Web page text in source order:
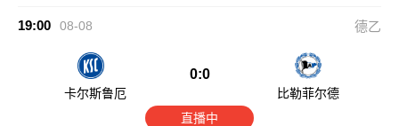
19:00 08-08 德乙
卡尔斯鲁厄
0:0
比勒菲尔德
直播中